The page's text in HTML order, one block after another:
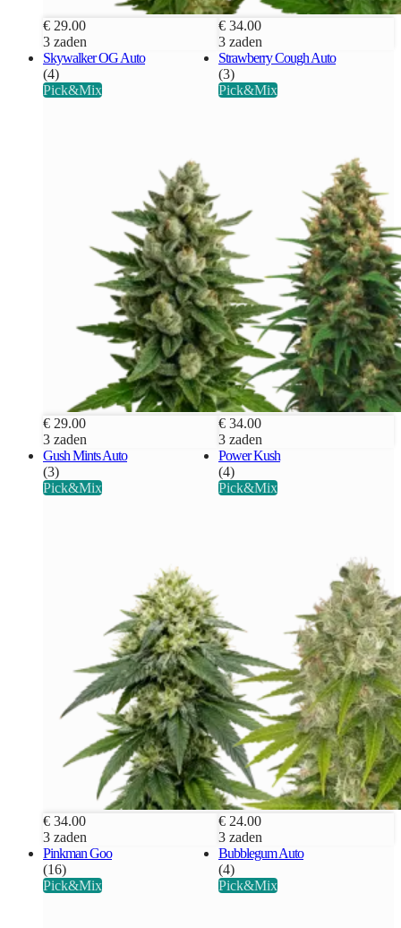
€ 29.00
3 zaden
€ 34.00
3 zaden
Skywalker OG Auto
(4)
Pick&Mix
€ 29.00
3 zaden
Strawberry Cough Auto
(3)
Pick&Mix
€ 34.00
3 zaden
Gush Mints Auto
(3)
Pick&Mix
€ 34.00
3 zaden
Power Kush
(4)
Pick&Mix
€ 24.00
3 zaden
Pinkman Goo
(16)
Pick&Mix
Bubblegum Auto
(4)
Pick&Mix